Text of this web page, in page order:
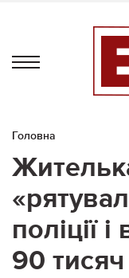
Головна
поліції
90